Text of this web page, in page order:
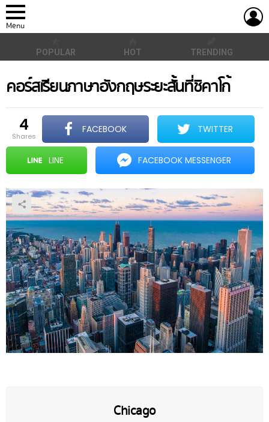
Menu
POPULAR HOT TRENDING
คอร์สเรียนภาษาอังกฤษระยะสั้นที่ชิคาโก้
4
shares
FACEBOOK TWITTER
LINE FACEBOOK MESSENGER
Chicago